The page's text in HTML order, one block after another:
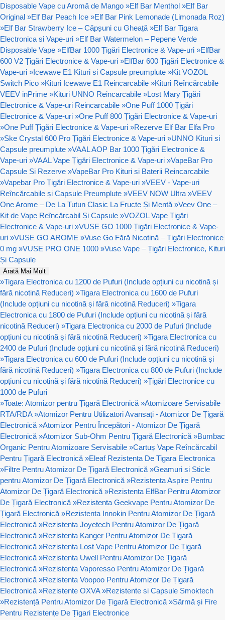
Disposable Vape cu Aromă de Mango »Elf Bar Menthol »Elf Bar
Original »Elf Bar Peach Ice »Elf Bar Pink Lemonade (Limonada Roz)
»Elf Bar Strawberry Ice – Căpșuni cu Gheață »Elf Bar Tigara
Electronica si Vape-uri »Elf Bar Watermelon – Pepene Verde
Disposable Vape »ElfBar 1000 Țigări Electronice & Vape-uri »ElfBar
600 V2 Țigări Electronice & Vape-uri »ElfBar 600 Țigări Electronice &
Vape-uri »Icewave E1 Kituri si Capsule preumplute »Kit VOZOL
Switch Pico »Kituri Icewave E1 Reincarcabile »Kituri Reîncărcabile
VEEV inPrime »Kituri UNNO Reincarcabile »Lost Mary Țigări
Electronice & Vape-uri Reincarcabile »One Puff 1000 Țigări
Electronice & Vape-uri »One Puff 800 Țigări Electronice & Vape-uri
»One Puff Țigări Electronice & Vape-uri »Rezerve Elf Bar Elfa Pro
»Ske Crystal 600 Pro Țigări Electronice & Vape-uri »UNNO Kituri si
Capsule preumplute »VAAL AOP Bar 1000 Țigări Electronice &
Vape-uri »VAAL Vape Țigări Electronice & Vape-uri »VapeBar Pro
Capsule Si Rezerve »VapeBar Pro Kituri si Baterii Reincarcabile
»Vapebar Pro Țigări Electronice & Vape-uri »VEEV - Vape-uri
Reîncărcabile și Capsule Preumplute »VEEV NOW Ultra »VEEV
One Arome – De La Tutun Clasic La Fructe Și Mentă »Veev One –
Kit de Vape Reîncărcabil Și Capsule »VOZOL Vape Țigări
Electronice & Vape-uri »VUSE GO 1000 Țigări Electronice & Vape-
uri »VUSE GO AROME »Vuse Go Fără Nicotină – Țigări Electronice
0 mg »VUSE PRO ONE 1000 »Vuse Vape – Țigări Electronice, Kituri
Și Capsule
Arată Mai Mult
»Tigara Electronica cu 1200 de Pufuri (Include opțiuni cu nicotină și
fără nicotină Reduceri) »Tigara Electronica cu 1600 de Pufuri
(Include opțiuni cu nicotină și fără nicotină Reduceri) »Tigara
Electronica cu 1800 de Pufuri (Include opțiuni cu nicotină și fără
nicotină Reduceri) »Tigara Electronica cu 2000 de Pufuri (Include
opțiuni cu nicotină și fără nicotină Reduceri) »Tigara Electronica cu
2400 de Pufuri (Include opțiuni cu nicotină și fără nicotină Reduceri)
»Tigara Electronica cu 600 de Pufuri (Include opțiuni cu nicotină și
fără nicotină Reduceri) »Tigara Electronica cu 800 de Pufuri (Include
opțiuni cu nicotină și fără nicotină Reduceri) »Țigări Electronice cu
1000 de Pufuri
»Toate: Atomizor pentru Țigară Electronică »Atomizoare Servisabile
RTA/RDA »Atomizor Pentru Utilizatori Avansați - Atomizor De Țigară
Electronică »Atomizor Pentru Începători - Atomizor De Țigară
Electronică »Atomizor Sub-Ohm Pentru Țigară Electronică »Bumbac
Organic Pentru Atomizoare Servisabile »Cartuș Vape Reîncărcabil
Pentru Țigară Electronică »Eleaf Rezistenta De Tigara Electronica
»Filtre Pentru Atomizor De Țigară Electronică »Geamuri si Sticle
pentru Atomizor De Țigară Electronică »Rezistenta Aspire Pentru
Atomizor De Țigară Electronică »Rezistenta ElfBar Pentru Atomizor
De Țigară Electronică »Rezistenta Geekvape Pentru Atomizor De
Țigară Electronică »Rezistenta Innokin Pentru Atomizor De Țigară
Electronică »Rezistenta Joyetech Pentru Atomizor De Țigară
Electronică »Rezistenta Kanger Pentru Atomizor De Țigară
Electronică »Rezistenta Lost Vape Pentru Atomizor De Țigară
Electronică »Rezistenta Uwell Pentru Atomizor De Țigară
Electronică »Rezistenta Vaporesso Pentru Atomizor De Țigară
Electronică »Rezistenta Voopoo Pentru Atomizor De Țigară
Electronică »Rezistente OXVA »Rezistente si Capsule Smoktech
»Rezistență Pentru Atomizor De Țigară Electronică »Sârmă și Fire
Pentru Rezistențe De Țigari Electronice